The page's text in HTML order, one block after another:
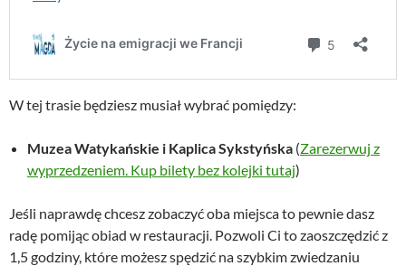
W tej trasie będziesz musiał wybrać pomiędzy:
Muzea Watykańskie i Kaplica Sykstyńska (Zarezerwuj z
wyprzedzeniem. Kup bilety bez kolejki tutaj)
Jeśli naprawdę chcesz zobaczyć oba miejsca to pewnie dasz
radę pomijąc obiad w restauracji. Pozwoli Ci to zaoszczędzić z
1,5 godziny, które możesz spędzić na szybkim zwiedzaniu